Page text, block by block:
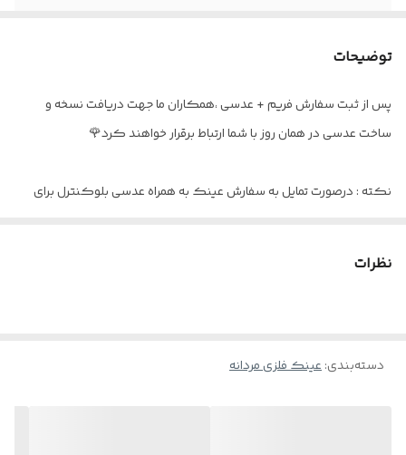
توضیحات
پس از ثبت سفارش فریم + عدسی ،همکاران ما جهت دریافت نسخه و
ساخت عدسی در همان روز با شما ارتباط برقرار خواهند کرد🌹
نکته : درصورت تمایل به سفارش عینک به همراه عدسی بلوکنترل برای
نظرات
دسته‌بندی:عینک فلزی مردانه